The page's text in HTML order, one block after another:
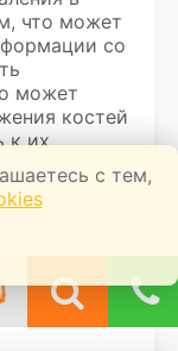
что может
со
может
костей
к их
с тем,